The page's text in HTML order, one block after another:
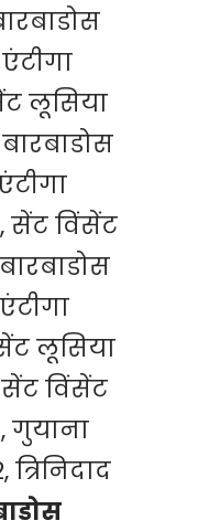
लूसिया
सेंट विंसेंट
लूसिया
सेंट विंसेंट
गुयाना